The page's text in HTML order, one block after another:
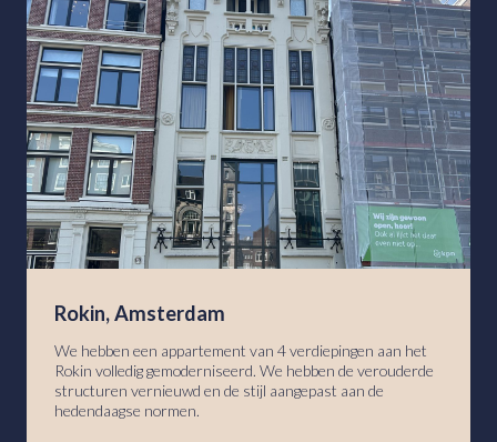
Rokin, Amsterdam
We hebben een appartement van 4 verdiepingen aan het
Rokin volledig gemoderniseerd. We hebben de verouderde
structuren vernieuwd en de stijl aangepast aan de
hedendaagse normen.